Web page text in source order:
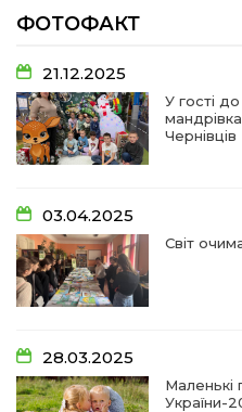
10 лип
13:30
06 лип
Від прикордонної
14:18
01 лип
09:31
28 чер
Творчі підсумки
09:28
28 чер
Довгопільський
ФОТОФАКТ
21.12.2025
У гості
Чернівців
03.04.2025
Світ
28.03.2025
Маленькі
України-